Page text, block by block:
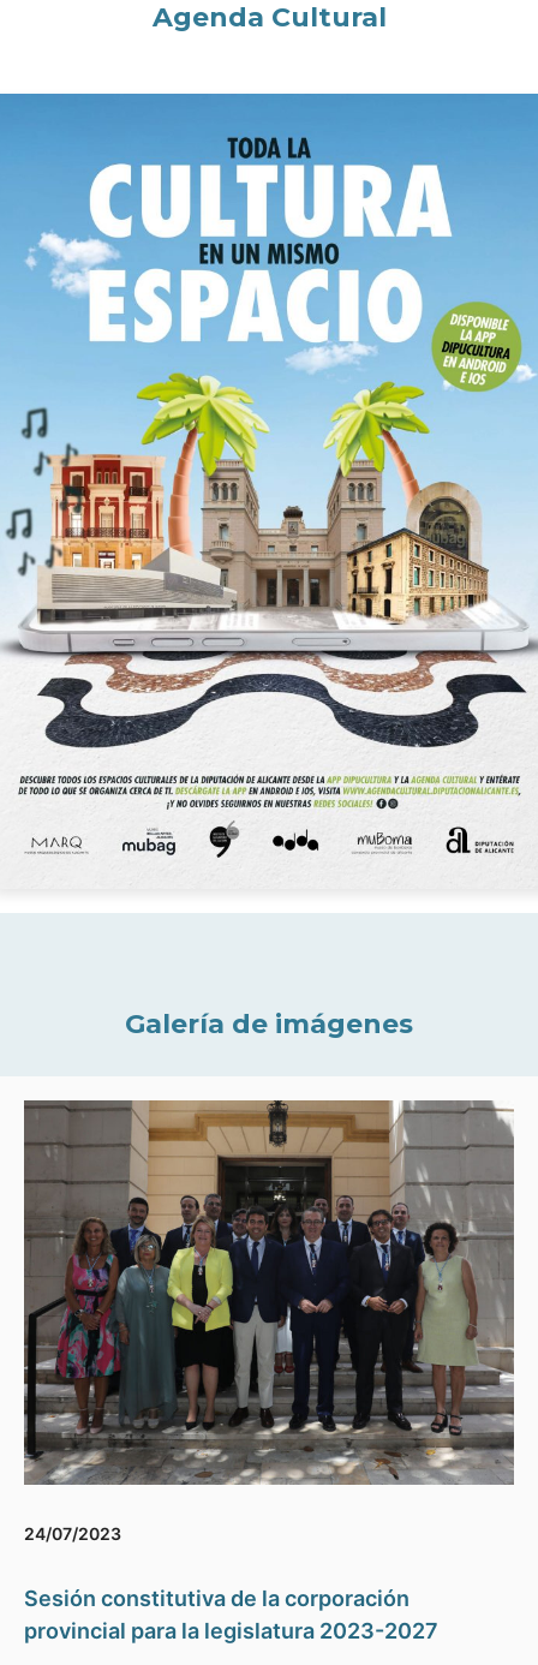
Agenda Cultural
Galería de imágenes
24/07/2023
Sesión constitutiva de la corporación
provincial para la legislatura 2023-2027